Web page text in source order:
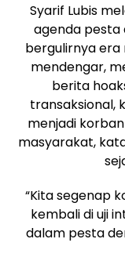
Syarif Lubis
agenda
bergulirnya era
mendengar,
berita
transaksional,
menjadi
masyarakat,
“Kita segenap
kembali di uji
dalam pesta